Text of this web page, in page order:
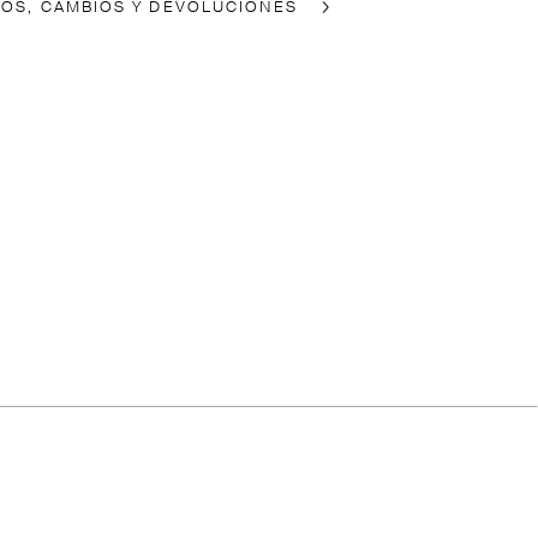
CAMBIOS Y DEVOLUCIONES